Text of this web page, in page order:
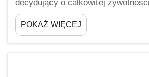
decydujący o całkowitej
śrubowych z olejem. Dlaczego
określa ogólną żywotność
łożysk, kontakt wirników oraz
POKAŻ WIĘCEJ